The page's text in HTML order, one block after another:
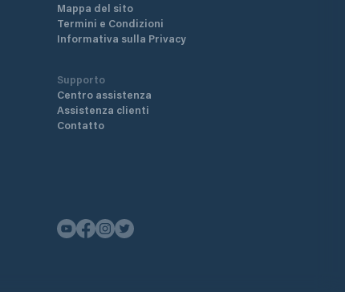
Mappa del sito
Termini e Condizioni
Informativa sulla Privacy
Supporto
Centro assistenza
Assistenza clienti
Contatto